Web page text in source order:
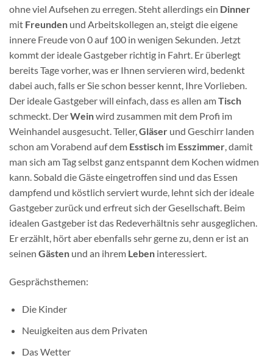
ohne viel Aufsehen zu erregen. Steht allerdings ein Dinner
mit Freunden und Arbeitskollegen an, steigt die eigene
innere Freude von 0 auf 100 in wenigen Sekunden. Jetzt
kommt der ideale Gastgeber richtig in Fahrt. Er überlegt
bereits Tage vorher, was er Ihnen servieren wird, bedenkt
dabei auch, falls er Sie schon besser kennt, Ihre Vorlieben.
Der ideale Gastgeber will einfach, dass es allen amTisch
schmeckt. DerWeinwird zusammen mit dem Profi im
Weinhandel ausgesucht. Teller,Gläser und Geschirr landen
schon am Vorabend auf dem Esstisch im Esszimmer, damit
man sich am Tag selbst ganz entspannt dem Kochen widmen
kann. Sobald die Gäste eingetroffen sind und das Essen
dampfend und köstlich serviert wurde, lehnt sich der ideale
Gastgeber zurück und erfreut sich der Gesellschaft. Beim
idealen Gastgeber ist das Redeverhältnis sehr ausgeglichen.
Er erzählt, hört aber ebenfalls sehr gerne zu, denn er ist an
seinen Gästen und an ihrem Leben interessiert.
Gesprächsthemen:
Die Kinder
Neuigkeiten aus dem Privaten
Das Wetter